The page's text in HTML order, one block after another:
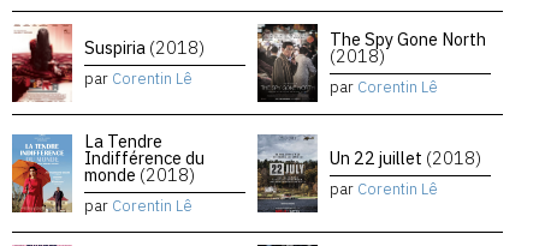
Suspiria (2018)
par Corentin Lê
The Spy Gone North
(2018)
par Corentin Lê
La Tendre
Indifférence du
monde (2018)
par Corentin Lê
Un 22 juillet (2018)
par Corentin Lê